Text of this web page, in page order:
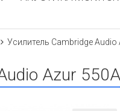
Усилитель Cambridge Audio
Azur 550A